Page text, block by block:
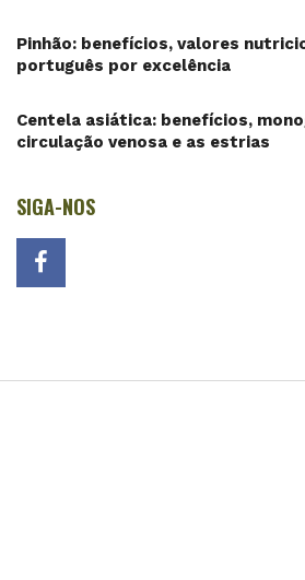
Pinhão: benefícios, valores
português por excelência
Centela asiática: benefícios,
circulação venosa e as estrias
SIGA-NOS